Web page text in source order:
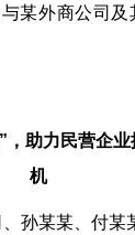
某外商公司及
，助力民营企
机
孙某某、付某